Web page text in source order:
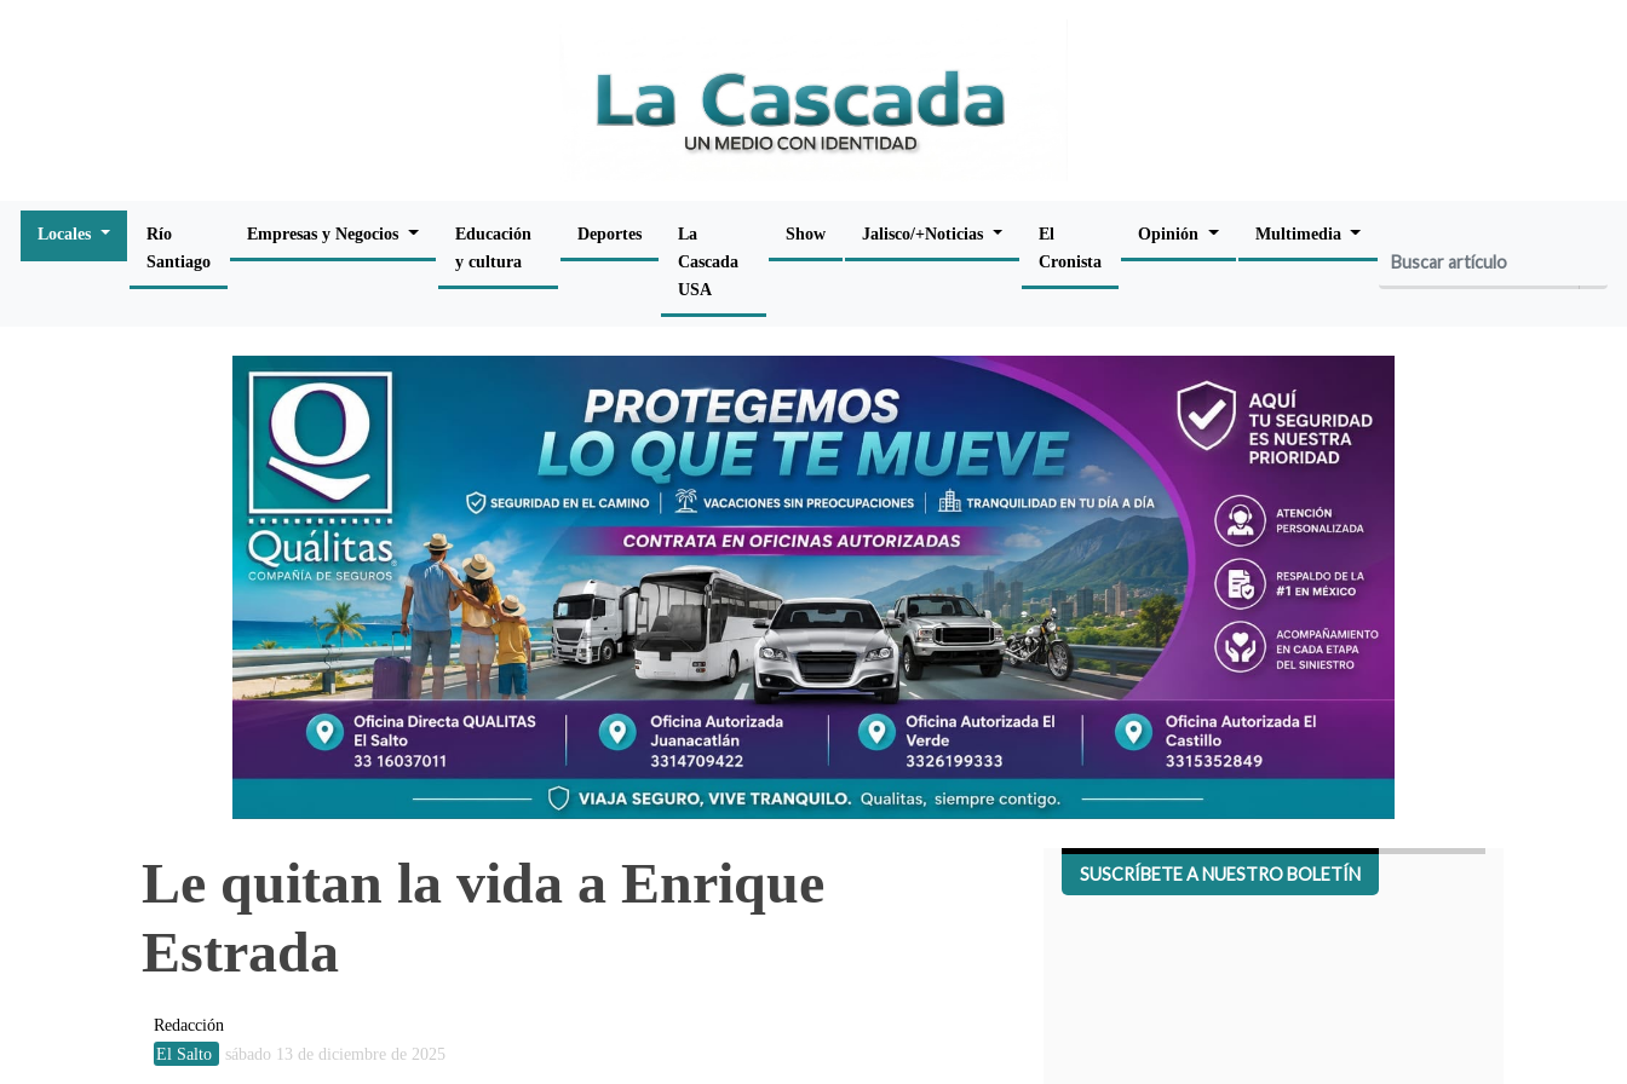
Locales
Río
Santiago
Empresas y Negocios
Educación
y cultura
Deportes
La
Cascada
USA
Show Jalisco/+Noticias
El
Cronista
Opinión Multimedia
Le quitan la vida a Enrique
Estrada
Redacción
El Salto
sábado 13 de diciembre de 2025
SUSCRÍBETE A NUESTRO BOLETÍN